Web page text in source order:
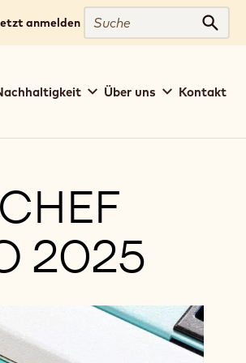
anmelden
Suche
Über uns Kontakt
2025